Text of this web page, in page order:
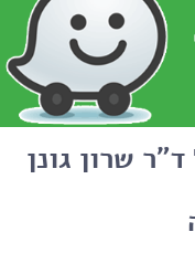
שרון גונן